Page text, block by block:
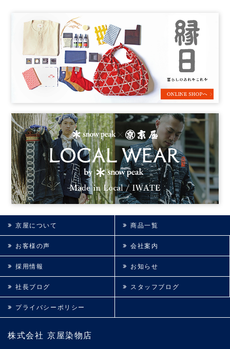
株式会社 京屋染物店
京屋について 商品一覧
お客様の声 会社案内
採用情報 お知らせ
社長ブログ スタッフブログ
プライバシーポリシー